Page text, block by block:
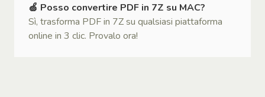
🍏 Posso convertire PDF in 7Z su MAC?
Sì, trasforma PDF in 7Z su qualsiasi piattaforma
online in 3 clic. Provalo ora!